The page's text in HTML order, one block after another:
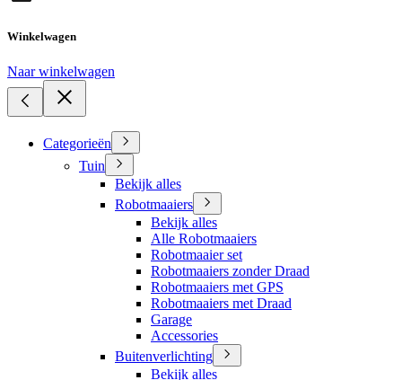
Winkelwagen
Naar winkelwagen
Categorieën
Tuin
Bekijk alles
Robotmaaiers
Bekijk alles
Alle Robotmaaiers
Robotmaaier set
Robotmaaiers zonder Draad
Robotmaaiers met GPS
Robotmaaiers met Draad
Garage
Accessories
Buitenverlichting
Bekijk alles